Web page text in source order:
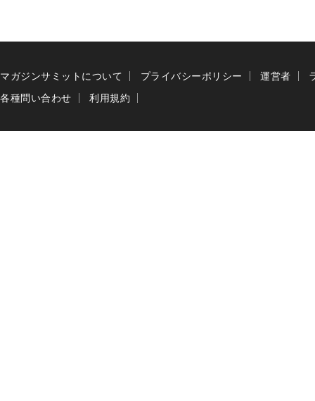
マガジンサミットについて プライバシーポリシー 運営者
各種問い合わせ
利用規約